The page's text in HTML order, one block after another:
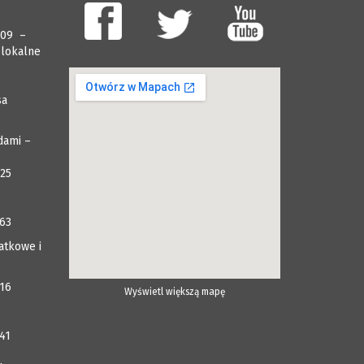
–
lokalne
–
i
Wyświetl większą mapę